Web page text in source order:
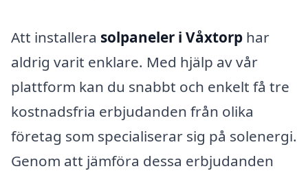
Att installera solpaneler i Våxtorp har
aldrig varit enklare. Med hjälp av vår
plattform kan du snabbt och enkelt få tre
kostnadsfria erbjudanden från olika
företag som specialiserar sig på solenergi.
Genom att jämföra dessa erbjudanden